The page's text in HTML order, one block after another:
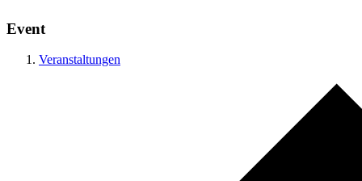
Event
Veranstaltungen